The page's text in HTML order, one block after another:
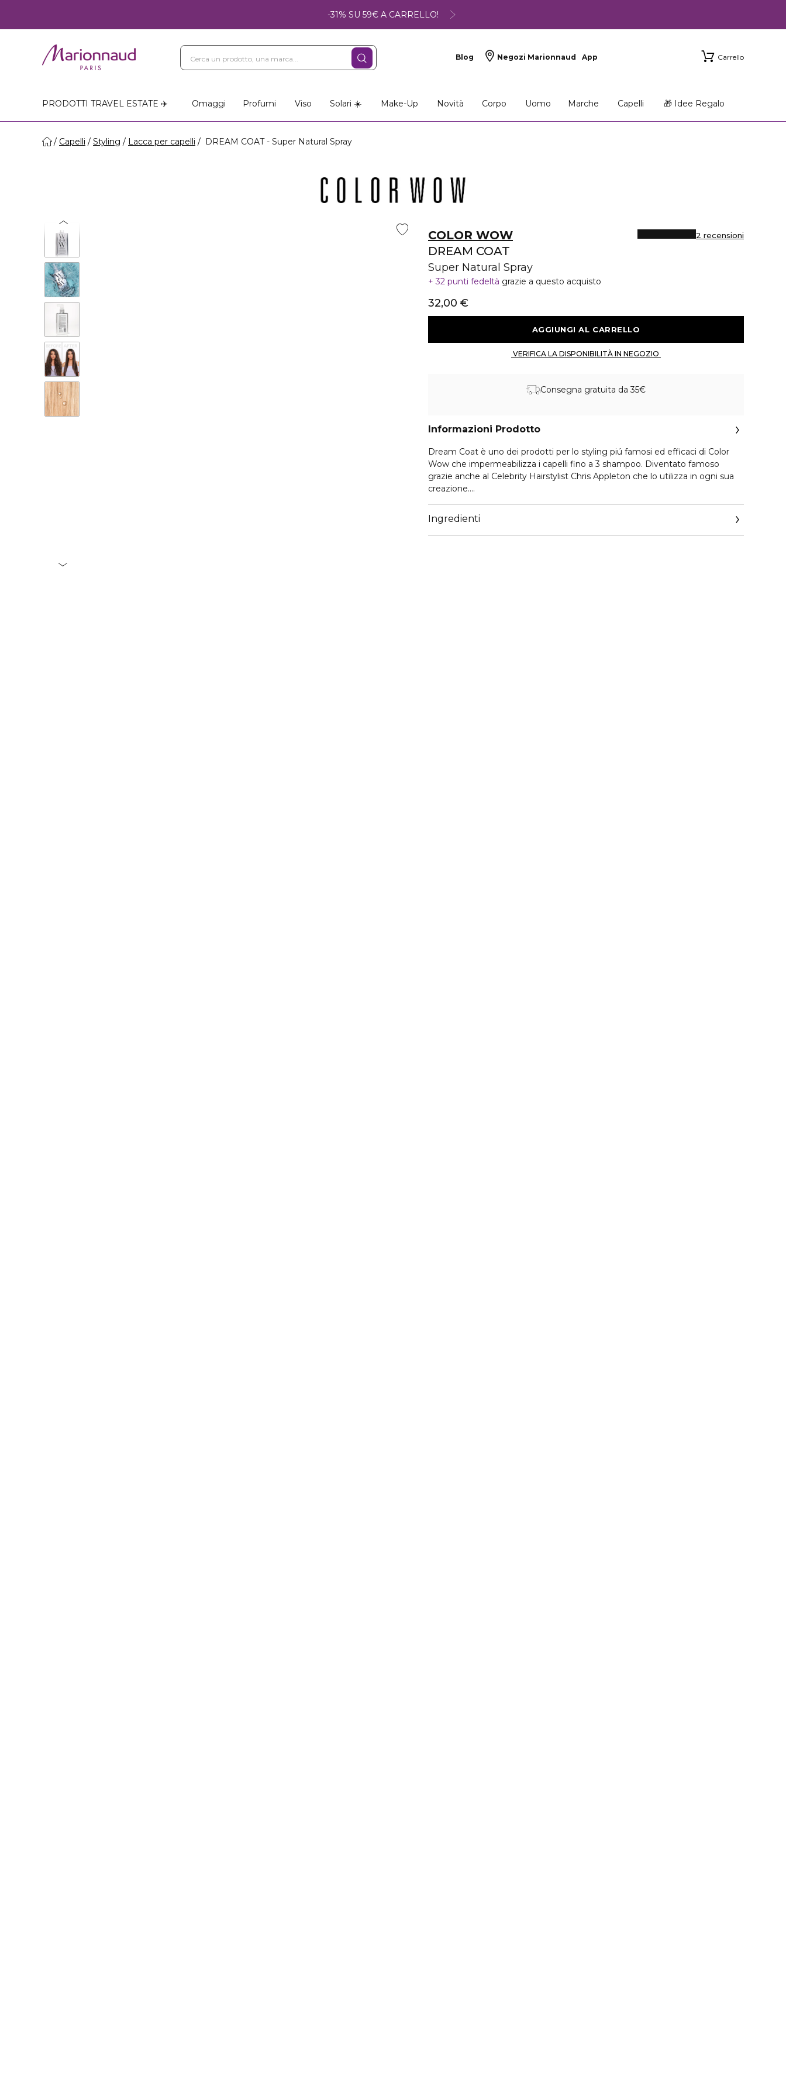
-31% SU 59€ A CARRELLO!
Blog Negozi Marionnaud App Carrello
PRODOTTI TRAVEL ESTATE ✈️ Omaggi Profumi Viso Solari ☀️ Make-Up Novità Corpo Uomo Marche Capelli 🎁 Idee Regalo
Capelli Styling Lacca per capelli DREAM COAT - Super Natural Spray
COLOR WOW
DREAM COAT
Super Natural Spray
2 recensioni
32 punti fedeltà grazie a questo acquisto
32,00 €
Consegna gratuita da 35€
Informazioni Prodotto
Dream Coat è uno dei prodotti per lo styling piú famosi ed efficaci di Color
Wow che impermeabilizza i capelli fino a 3 shampoo. Diventato famoso
grazie anche al Celebrity Hairstylist Chris Appleton che lo utilizza in ogni sua
creazione.
impermeabilizzante. Questo spray leggero per la lucentezza è la chiave per
ottenere capelli eleganti, brillanti e resistenti all'umidità. Il rivoluzionario spray
per capelli ultraleggero (per tutti i tipi di capelli) agisce come un mini
Ingredienti